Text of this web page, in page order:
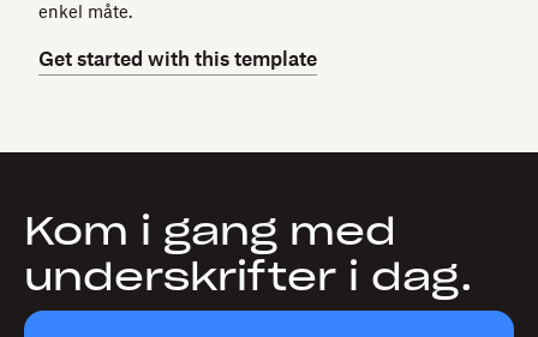
enkel måte.
Get started with this template
Kom i gang med
underskrifter i dag.